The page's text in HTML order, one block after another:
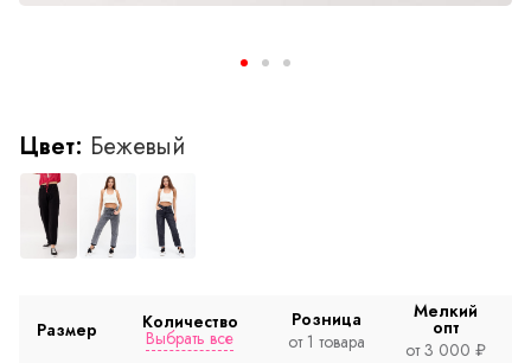
Цвет: Бежевый
Размер Количество
Выбрать все
Розница
от 1 товара
Мелкий
опт
от 3 000 ₽